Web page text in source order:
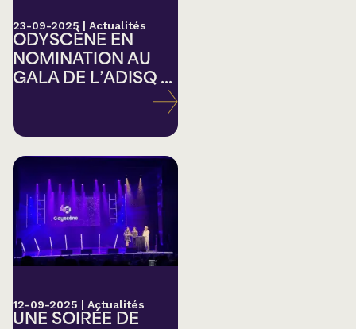
23-09-2025 | Actualités
ODYSCÈNE EN
NOMINATION AU
GALA DE L’ADISQ ...
12-09-2025 | Actualités
UNE SOIRÉE DE